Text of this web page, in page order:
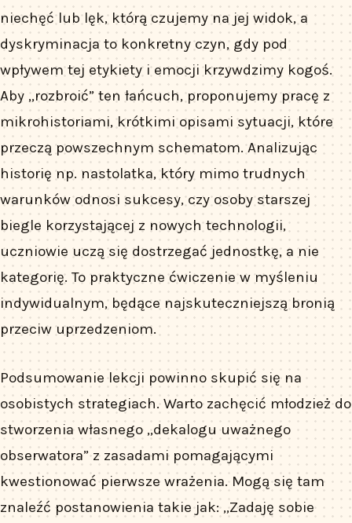
niechęć lub lęk, którą czujemy na jej widok, a
dyskryminacja to konkretny czyn, gdy pod
wpływem tej etykiety i emocji krzywdzimy kogoś.
Aby „rozbroić” ten łańcuch, proponujemy pracę z
mikrohistoriami, krótkimi opisami sytuacji, które
przeczą powszechnym schematom. Analizując
historię np. nastolatka, który mimo trudnych
warunków odnosi sukcesy, czy osoby starszej
biegle korzystającej z nowych technologii,
uczniowie uczą się dostrzegać jednostkę, a nie
kategorię. To praktyczne ćwiczenie w myśleniu
indywidualnym, będące najskuteczniejszą bronią
przeciw uprzedzeniom.
Podsumowanie lekcji powinno skupić się na
osobistych strategiach. Warto zachęcić młodzież do
stworzenia własnego „dekalogu uważnego
obserwatora” z zasadami pomagającymi
kwestionować pierwsze wrażenia. Mogą się tam
znaleźć postanowienia takie jak: „Zadaję sobie